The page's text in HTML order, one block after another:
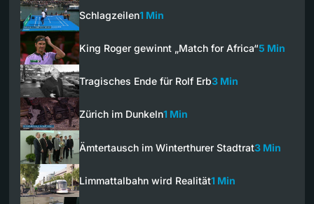
Schlagzeilen1 Min
King Roger gewinnt „Match for Africa“5 Min
Tragisches Ende für Rolf Erb3 Min
Zürich im Dunkeln1 Min
Ämtertausch im Winterthurer Stadtrat3 Min
Limmattalbahn wird Realität1 Min